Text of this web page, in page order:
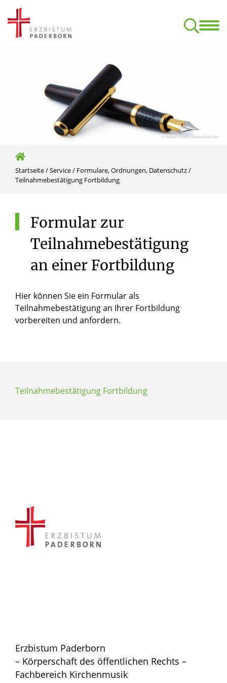
© Sabina Leopa / Shutterstock.com
Startseite/Service/ Formulare, Ordnungen, Datenschutz/
Teilnahmebestätigung Fortbildung
Formular zur
Teilnahmebestätigung
an einer Fortbildung
Hier können Sie ein Formular als
Teilnahmebestätigung an Ihrer Fortbildung
vorbereiten und anfordern.
Teilnahmebestätigung Fortbildung
Erzbistum Paderborn
– Körperschaft des öffentlichen Rechts –
Fachbereich Kirchenmusik